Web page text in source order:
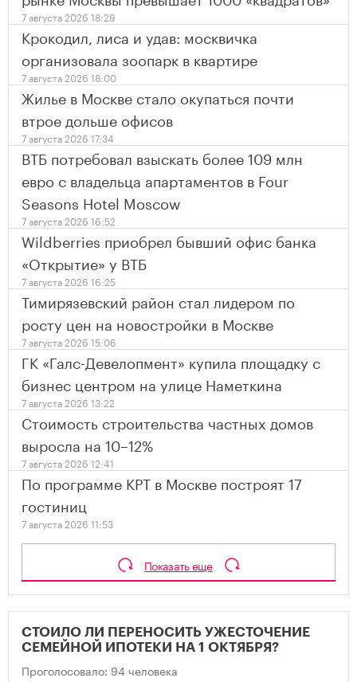
7 августа 2026 18:29
Крокодил, лиса и удав: москвичка
организовала зоопарк в квартире
7 августа 2026 18:00
Жилье в Москве стало окупаться почти
втрое дольше офисов
7 августа 2026 17:34
ВТБ потребовал взыскать более 109 млн
евро с владельца апартаментов в Four
Seasons Hotel Moscow
7 августа 2026 16:52
Wildberries приобрел бывший офис банка
«Открытие» у ВТБ
7 августа 2026 16:25
Тимирязевский район стал лидером по
росту цен на новостройки в Москве
7 августа 2026 15:06
ГК «Галс-Девелопмент» купила площадку с
бизнес центром на улице Наметкина
7 августа 2026 13:22
Стоимость строительства частных домов
выросла на 10–12%
7 августа 2026 12:41
По программе КРТ в Москве построят 17
гостиниц
7 августа 2026 11:53
Показать еще
СТОИЛО ЛИ ПЕРЕНОСИТЬ УЖЕСТОЧЕНИЕ
СЕМЕЙНОЙ ИПОТЕКИ НА 1 ОКТЯБРЯ?
Проголосовало: 94 человека